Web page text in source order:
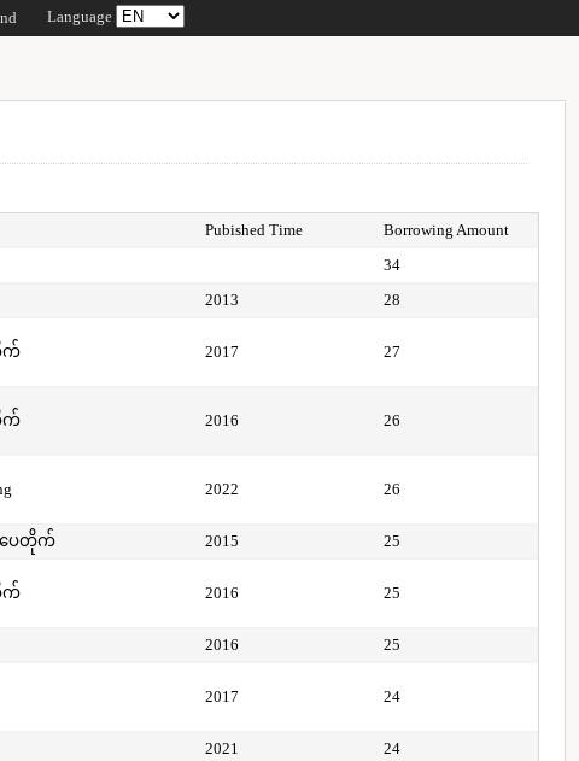
Language
Pubished Time
Borrowing Amount
34
2013 28
က် 2017 27
က် 2016 26
2022 26
ပေတိုက် 2015 25
က် 2016 25
2016 25
2017 24
2021
24